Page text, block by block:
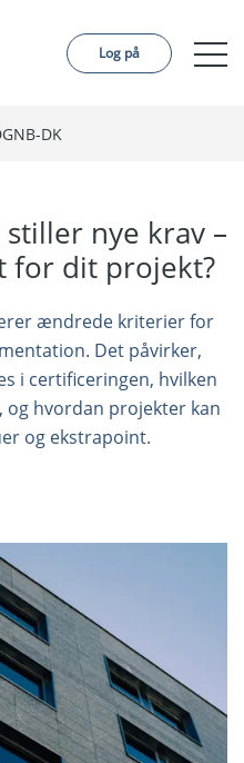
Log på
DK
nye krav –
for dit projekt?
ændrede kriterier for
Det påvirker,
i certificeringen, hvilken
hvordan projekter kan
og ekstrapoint.